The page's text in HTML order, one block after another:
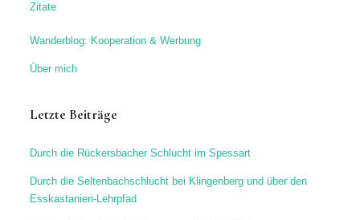
Zitate
Wanderblog: Kooperation & Werbung
Über mich
Letzte Beiträge
Durch die Rückersbacher Schlucht im Spessart
Durch die Seltenbachschlucht bei Klingenberg und über den
Esskastanien-Lehrpfad